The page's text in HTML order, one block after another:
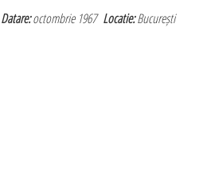
Datare:octombrie 1967Locatie:București